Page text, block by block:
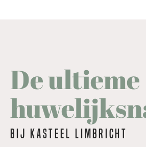
De ultieme
Bij Kasteel Limbricht